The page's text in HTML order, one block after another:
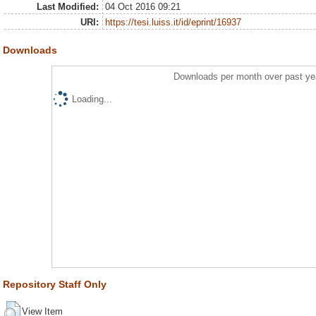
Last Modified:
04 Oct 2016 09:21
URI:
https://tesi.luiss.it/id/eprint/16937
Downloads
Downloads per month over past
Loading...
Repository Staff Only
View Item